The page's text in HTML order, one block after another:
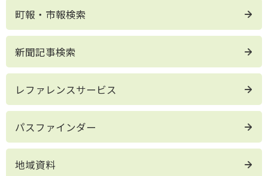
町報・市報検索
新聞記事検索
レファレンスサービス
パスファインダー
地域資料